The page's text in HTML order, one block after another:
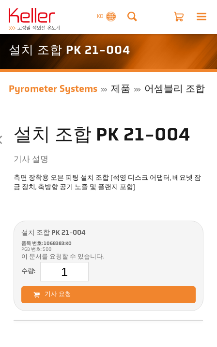
KO
설치 조합 PK 21-004
Pyrometer Systems 제품 어셈블리 조합
설치 조합 PK 21-004
기사 설명
측면 장착용 오븐 피팅 설치 조합 (석영 디스크 어댑터, 베요넷 잠
금 장치, 축방향 공기 노즐 및 플랜지 포함)
설치 조합 PK 21-004
품목 번호: 1068383:KO
PGB 번호: 500
이 문서를 요청할 수 있습니다.
수량:
기사 요청